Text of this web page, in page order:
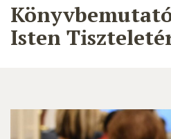
Isten